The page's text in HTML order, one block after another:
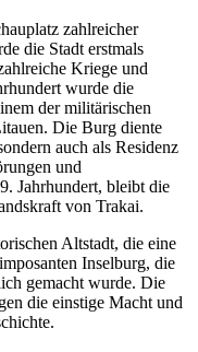
zahlreicher
die Stadt erstmals
Kriege und
wurde die
der militärischen
Die Burg diente
auch als Residenz
und
Jahrhundert, bleibt die
von Trakai.
Altstadt, die eine
Inselburg, die
gemacht wurde. Die
die einstige Macht und